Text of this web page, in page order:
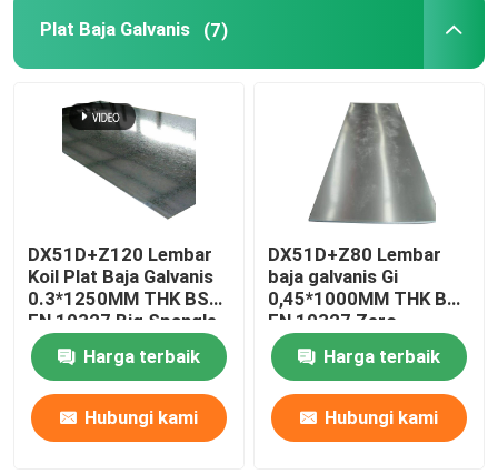
Plat Baja Galvanis (7)
DX51D+Z120 Lembar
Koil Plat Baja Galvanis
0.3*1250MM THK BS
EN 10327 Big Spangle
Harga terbaik
Hubungi kami
DX51D+Z80 Lembar
baja galvanis Gi
0,45*1000MM THK BS
EN 10327 Zero
Spangle
Harga terbaik
Hubungi kami